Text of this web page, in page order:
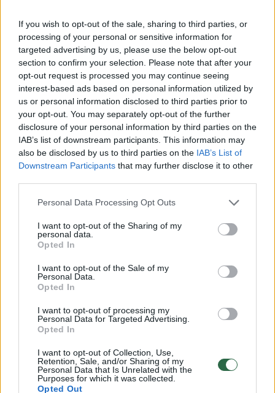
If you wish to opt-out of the sale, sharing to third parties, or
processing of your personal or sensitive information for
targeted advertising by us, please use the below opt-out
section to confirm your selection. Please note that after your
opt-out request is processed you may continue seeing
interest-based ads based on personal information utilized by
us or personal information disclosed to third parties prior to
your opt-out. You may separately opt-out of the further
disclosure of your personal information by third parties on the
IAB’s list of downstream participants. This information may
also be disclosed by us to third parties on the IAB’s List of
Downstream Participants that may further disclose it to other
Personal Data Processing Opt Outs
I want to opt-out of the Sharing of my
personal data.
Opted In
I want to opt-out of the Sale of my
Personal Data.
Opted In
I want to opt-out of processing my
Personal Data for Targeted Advertising.
Opted In
I want to opt-out of Collection, Use,
Retention, Sale, and/or Sharing of my
Personal Data that Is Unrelated with the
Purposes for which it was collected.
Opted Out
pakeltas automatinis užtvaras, leidęs
išvažiuoti iš aikštelės.
„Pakeliamasis užtvaras yra, tačiau
nekontroliuoja apmokėjimo. Jeigu užtvaras
pasikelia, padariau prielaidą, kad 2 val.
neužtrukau ir išvažiavau. Po kelių savaičių,
sulaukiu pranešimo, kad esu skolingas 15 Eur
sumokėjęs jeigu būčiau supratęs, kad turiu tą
daryti esu nubaustas finansiškai ir turiu
mokėti 15 Eur“, – pyksta vairuotojas.
Susiję straipsniai